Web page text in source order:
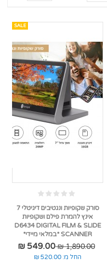
SALE
סורק שקופיות ונגטיבים דיגיטלי 7
אינץ להמרת פילם ושקופיות
D6434 DIGITAL FILM & SLIDE
SCANNER *במלאי מיידי*
1,890.00 ₪
549.00 ₪
החל מ: 520.00 ₪